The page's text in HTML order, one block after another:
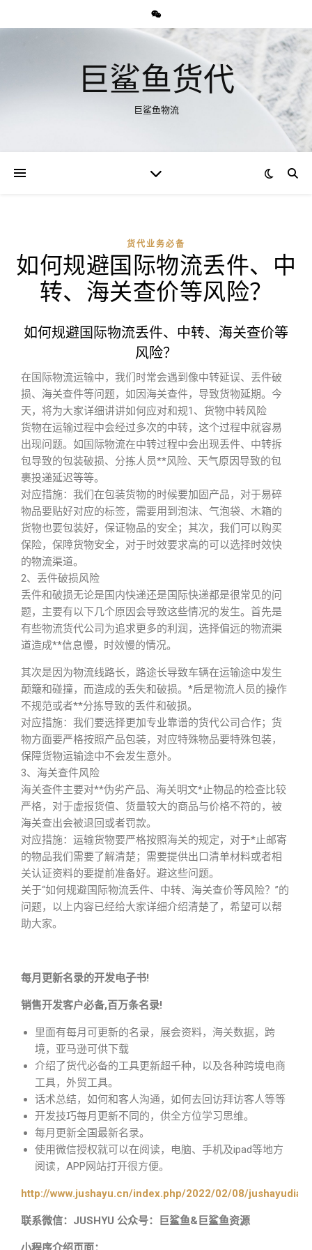
巨鲨鱼货代
巨鲨鱼物流
货代业务必备
如何规避国际物流丢件、中
转、海关查价等风险？
如何规避国际物流丢件、中转、海关查价等
风险？
在国际物流运输中，我们时常会遇到像中转延误、丢件破
损、海关查件等问题，如因海关查件，导致货物延期。今
天，将为大家详细讲讲如何应对和规1、货物中转风险
货物在运输过程中会经过多次的中转，这个过程中就容易
出现问题。如国际物流在中转过程中会出现丢件、中转拆
包导致的包装破损、分拣人员**风险、天气原因导致的包
裹投递延迟等等。
对应措施：我们在包装货物的时候要加固产品，对于易碎
物品要贴好对应的标签，需要用到泡沫、气泡袋、木箱的
货物也要包装好，保证物品的安全；其次，我们可以购买
保险，保障货物安全，对于时效要求高的可以选择时效快
的物流渠道。
2、丢件破损风险
丢件和破损无论是国内快递还是国际快递都是很常见的问
题，主要有以下几个原因会导致这些情况的发生。首先是
有些物流货代公司为追求更多的利润，选择偏远的物流渠
道造成**信息慢，时效慢的情况。
其次是因为物流线路长，路途长导致车辆在运输途中发生
颠簸和碰撞，而造成的丢失和破损。*后是物流人员的操作
不规范或者**分拣导致的丢件和破损。
对应措施：我们要选择更加专业靠谱的货代公司合作；货
物方面要严格按照产品包装，对应特殊物品要特殊包装，
保障货物运输途中不会发生意外。
3、海关查件风险
海关查件主要对**伪劣产品、海关明文*止物品的检查比较
严格，对于虚报货值、货量较大的商品与价格不符的，被
海关查出会被退回或者罚款。
对应措施：运输货物要严格按照海关的规定，对于*止邮寄
的物品我们需要了解清楚；需要提供出口清单材料或者相
关认证资料的要提前准备好。避这些问题。
关于“如何规避国际物流丢件、中转、海关查价等风险？”的
问题，以上内容已经给大家详细介绍清楚了，希望可以帮
助大家。
每月更新名录的开发电子书!
销售开发客户必备,百万条名录!
里面有每月可更新的名录，展会资料，海关数据，跨
境，亚马逊可供下载
介绍了货代必备的工具更新超千种，以及各种跨境电商
工具，外贸工具。
话术总结，如何和客人沟通，如何去回访拜访客人等等
开发技巧每月更新不同的，供全方位学习思维。
每月更新全国最新名录。
使用微信授权就可以在阅读，电脑、手机及ipad等地方
阅读，APP网站打开很方便。
http://www.jushayu.cn/index.php/2022/02/08/
联系微信：JUSHYU 公众号：巨鲨鱼&巨鲨鱼资源